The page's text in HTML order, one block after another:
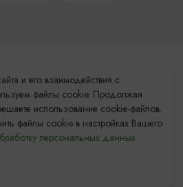
200
39
и его взаимодействия с
файлы cookie. Продолжая
использование cookie-файлов.
файлы cookie в настройках Вашего
персональных данных.